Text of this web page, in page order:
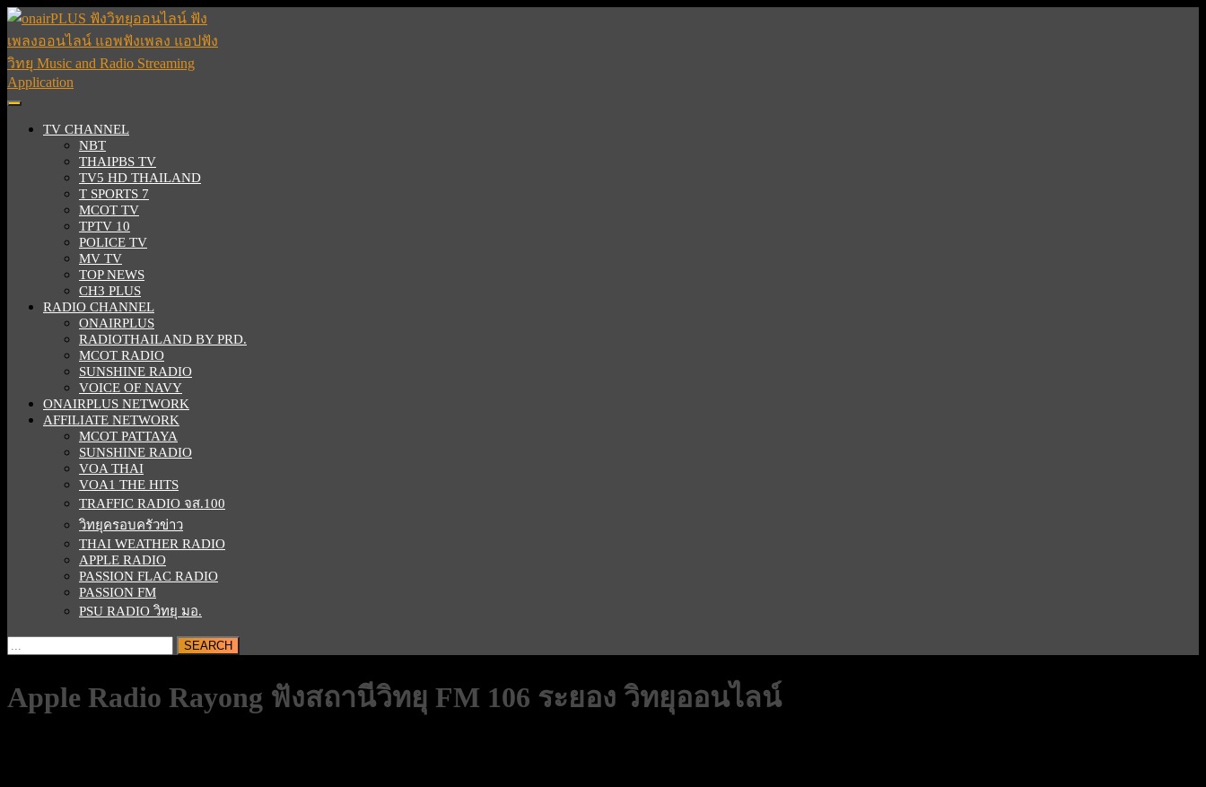
Skip
content
Skip
to
content
Open
ButtonTV CHANNEL
NBT
THAIPBS TV
TV5 HD THAILAND
T SPORTS 7
MCOT TV
TPTV 10
POLICE TV
MV TV
TOP NEWS
CH3 PLUS
RADIO CHANNEL
ONAIRPLUS
RADIOTHAILAND BY PRD.
MCOT RADIO
SUNSHINE RADIO
VOICE OF NAVY
ONAIRPLUS NETWORK
AFFILIATE NETWORK
MCOT PATTAYA
SUNSHINE RADIO
VOA THAI
VOA1 THE HITS
TRAFFIC RADIO จส.100
วิทยุครอบครัวข่าว
THAI WEATHER RADIO
APPLE RADIO
PASSION FLAC RADIO
PASSION FM
PSU RADIO วิทยุ มอ.
BUTTON
for:
Apple Radio Rayong ฟังสถานีวิทยุ FM 106 ระยอง วิทยุออนไลน์